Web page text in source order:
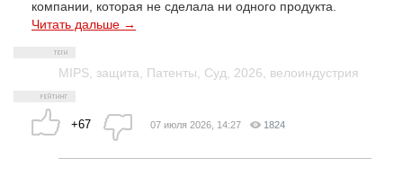
компании, которая не сделала ни одного продукта.
Читать дальше →
MIPS защита Патенты Суд 2026 велоиндустрия
+67 07 июля 2026, 14:27 1824